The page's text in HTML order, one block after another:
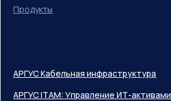
Продукты
АРГУС Кабельная инфраструктура
АРГУС ITAM: Управление ИТ-активами